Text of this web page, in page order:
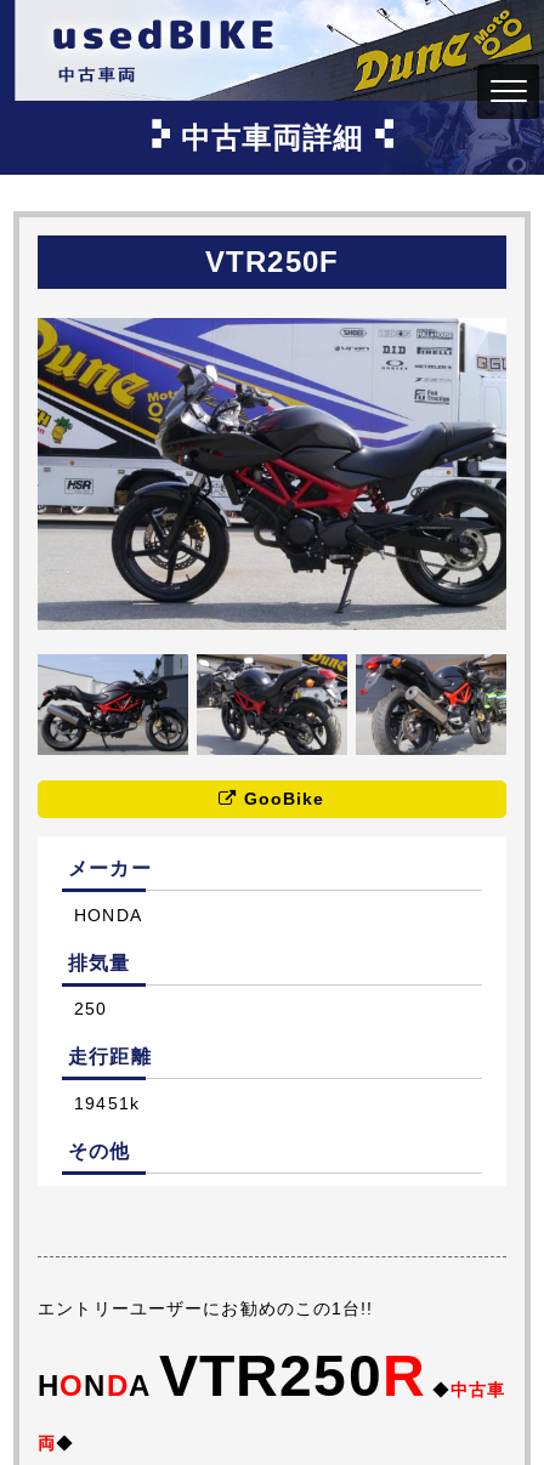
中古車両詳細
VTR250F
GooBike
メーカー
HONDA
排気量
250
走行距離
19451k
その他
エントリーユーザーにお勧めのこの1台!!
HONDA VTR250R ◆中古車
両◆